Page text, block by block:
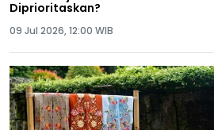
Diprioritaskan?
09 Jul 2026, 12:00 WIB